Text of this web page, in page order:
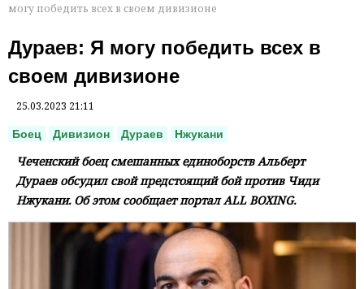
могу победить всех в своем дивизионе
Дураев: Я могу победить всех в
своем дивизионе
25.03.2023 21:11
Боец Дивизион Дураев Нжукани
Чеченский боец смешанных единоборств Альберт
Дураев обсудил свой предстоящий бой против Чиди
Нжукани. Об этом сообщает портал ALL BOXING.